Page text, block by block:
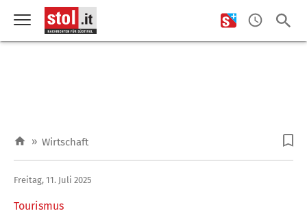
» Wirtschaft
Tourismus
Freitag, 11. Juli 2025